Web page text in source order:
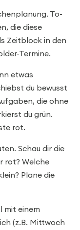
To-
die diese
Zeitblock in den
Termine.
etwas
du bewusst
die ohne
du grün.
rot.
Schau dir die
rot? Welche
Plane die
mit einem
(z.B. Mittwoch